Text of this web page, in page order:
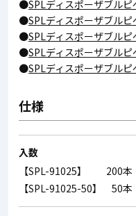
●SPLディスポーザブル
●SPLディスポーザブル
●SPLディスポーザブル
●SPLディスポーザブル
●SPLディスポーザブル
仕様
入数
【SPL-91025】 200本
【SPL-91025-50】 50本